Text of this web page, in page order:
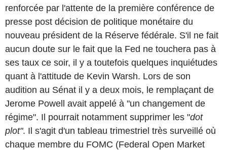
renforcée par l'attente de la première conférence de
presse post décision de politique monétaire du
nouveau président de la Réserve fédérale. S'il ne fait
aucun doute sur le fait que la Fed ne touchera pas à
ses taux ce soir, il y a toutefois quelques inquiétudes
quant à l'attitude de Kevin Warsh. Lors de son
audition au Sénat il y a deux mois, le remplaçant de
Jerome Powell avait appelé à "un changement de
régime". Il pourrait notamment supprimer les "dot
plot". Il s'agit d'un tableau trimestriel très surveillé où
chaque membre du FOMC (Federal Open Market